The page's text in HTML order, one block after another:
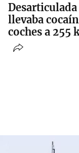
llevaba
coches a 255